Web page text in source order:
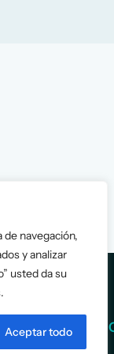
navegación,
y analizar
usted da su
Aceptar todo
Info